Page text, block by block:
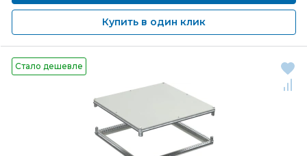
Купить в один клик
Стало дешевле